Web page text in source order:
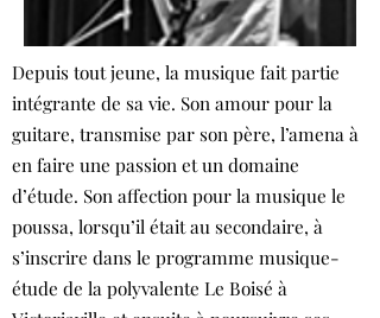
Depuis tout jeune, la musique fait partie
intégrante de sa vie. Son amour pour la
guitare, transmise par son père, l’amena à
en faire une passion et un domaine
d’étude. Son affection pour la musique le
poussa, lorsqu’il était au secondaire, à
s’inscrire dans le programme musique-
étude de la polyvalente Le Boisé à